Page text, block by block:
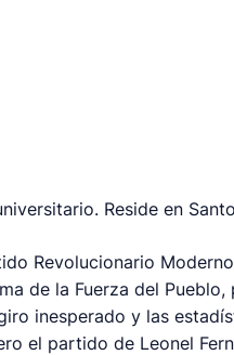
Reside en
Revolucionario
de la Fuerza del
inesperado y las
el partido de Leonel